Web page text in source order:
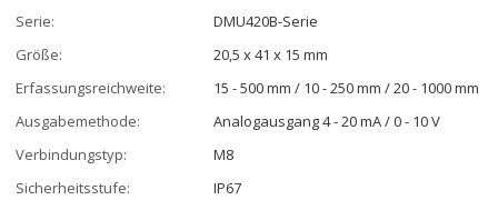
Serie:
DMU420B-Serie
Größe:
20,5 x 41 x 15 mm
Erfassungsreichweite:
15 - 500 mm / 10 - 250 mm / 20 - 1000 mm
Ausgabemethode:
Analogausgang 4 - 20 mA / 0 - 10 V
Verbindungstyp:
M8
Sicherheitsstufe:
IP67